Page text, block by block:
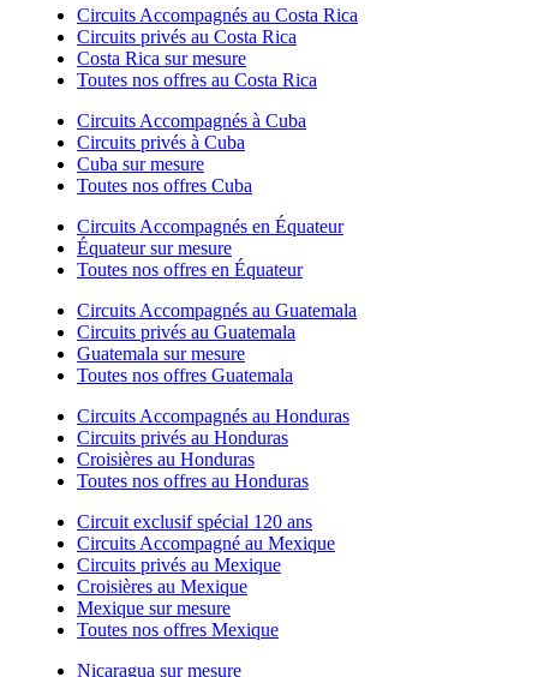
Circuits Accompagnés au Costa Rica
Circuits privés au Costa Rica
Costa Rica sur mesure
Toutes nos offres au Costa Rica
Circuits Accompagnés à Cuba
Circuits privés à Cuba
Cuba sur mesure
Toutes nos offres Cuba
Circuits Accompagnés en Équateur
Équateur sur mesure
Toutes nos offres en Équateur
Circuits Accompagnés au Guatemala
Circuits privés au Guatemala
Guatemala sur mesure
Toutes nos offres Guatemala
Circuits Accompagnés au Honduras
Circuits privés au Honduras
Croisières au Honduras
Toutes nos offres au Honduras
Circuit exclusif spécial 120 ans
Circuits Accompagné au Mexique
Circuits privés au Mexique
Croisières au Mexique
Mexique sur mesure
Toutes nos offres Mexique
Nicaragua sur mesure